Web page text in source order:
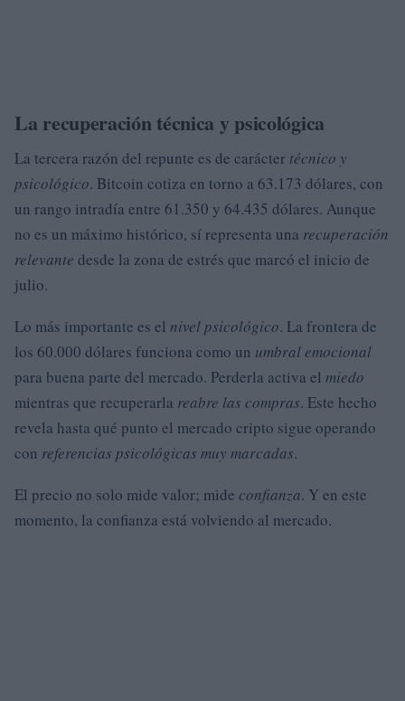
La recuperación técnica y psicológica
La tercera razón del repunte es de carácter técnico y
psicológico. Bitcoin cotiza en torno a 63.173 dólares, con
un rango intradía entre 61.350 y 64.435 dólares. Aunque
no es un máximo histórico, sí representa una recuperación
relevante desde la zona de estrés que marcó el inicio de
julio.
Lo más importante es el nivel psicológico. La frontera de
los 60.000 dólares funciona como un umbral emocional
para buena parte del mercado. Perderla activa el miedo
mientras que recuperarla reabre las compras. Este hecho
revela hasta qué punto el mercado cripto sigue operando
con referencias psicológicas muy marcadas.
El precio no solo mide valor; mide confianza. Y en este
momento, la confianza está volviendo al mercado.